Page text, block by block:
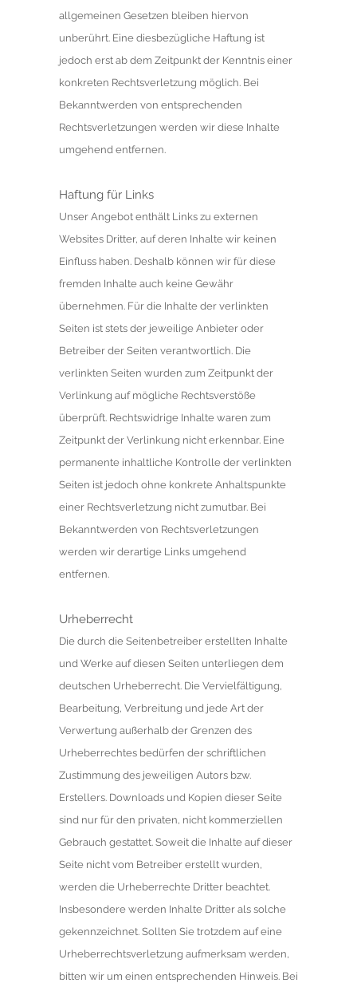
allgemeinen Gesetzen bleiben hiervon
unberührt. Eine diesbezügliche Haftung ist
jedoch erst ab dem Zeitpunkt der Kenntnis einer
konkreten Rechtsverletzung möglich. Bei
Bekanntwerden von entsprechenden
Rechtsverletzungen werden wir diese Inhalte
umgehend entfernen.
Haftung für Links
Unser Angebot enthält Links zu externen
Websites Dritter, auf deren Inhalte wir keinen
Einfluss haben. Deshalb können wir für diese
fremden Inhalte auch keine Gewähr
übernehmen. Für die Inhalte der verlinkten
Seiten ist stets der jeweilige Anbieter oder
Betreiber der Seiten verantwortlich. Die
verlinkten Seiten wurden zum Zeitpunkt der
Verlinkung auf mögliche Rechtsverstöße
überprüft. Rechtswidrige Inhalte waren zum
Zeitpunkt der Verlinkung nicht erkennbar. Eine
permanente inhaltliche Kontrolle der verlinkten
Seiten ist jedoch ohne konkrete Anhaltspunkte
einer Rechtsverletzung nicht zumutbar. Bei
Bekanntwerden von Rechtsverletzungen
werden wir derartige Links umgehend
entfernen.
Urheberrecht
Die durch die Seitenbetreiber erstellten Inhalte
und Werke auf diesen Seiten unterliegen dem
deutschen Urheberrecht. Die Vervielfältigung,
Bearbeitung, Verbreitung und jede Art der
Verwertung außerhalb der Grenzen des
Urheberrechtes bedürfen der schriftlichen
Zustimmung des jeweiligen Autors bzw.
Erstellers. Downloads und Kopien dieser Seite
sind nur für den privaten, nicht kommerziellen
Gebrauch gestattet. Soweit die Inhalte auf dieser
Seite nicht vom Betreiber erstellt wurden,
werden die Urheberrechte Dritter beachtet.
Insbesondere werden Inhalte Dritter als solche
gekennzeichnet. Sollten Sie trotzdem auf eine
Urheberrechtsverletzung aufmerksam werden,
bitten wir um einen entsprechenden Hinweis. Bei